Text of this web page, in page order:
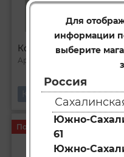
Для
информации
выберите
Россия
Южно-
61
Южно-
Колодка
Артикул:
Купить
Под заказ